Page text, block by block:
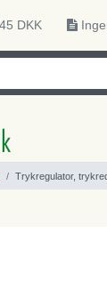
DKK
Trykregulator,